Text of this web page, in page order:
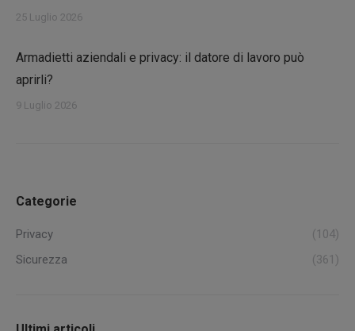
25 Luglio 2026
Armadietti aziendali e privacy: il datore di lavoro può
aprirli?
9 Luglio 2026
Categorie
Privacy
(104)
Sicurezza
(361)